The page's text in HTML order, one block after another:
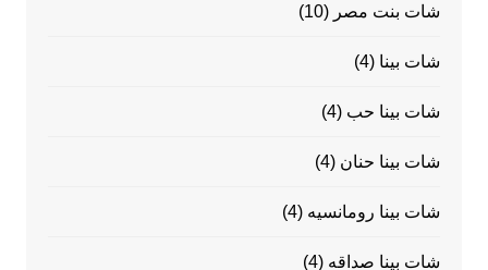
شات بنت مصر (10)
شات بينا (4)
شات بينا حب (4)
شات بينا حنان (4)
شات بينا رومانسيه (4)
شات بينا صداقه (4)